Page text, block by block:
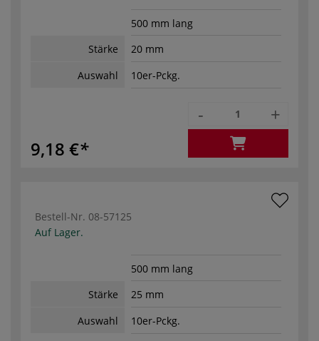
500 mm lang
Stärke
20 mm
Auswahl
10er-Pckg.
9,18 €
- +
Bestell-Nr. 08-57125
Auf Lager.
500 mm lang
Stärke
25 mm
Auswahl
10er-Pckg.